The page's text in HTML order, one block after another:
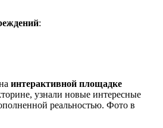
:
интерактивной площадке
узнали новые интересные
реальностью. Фото в